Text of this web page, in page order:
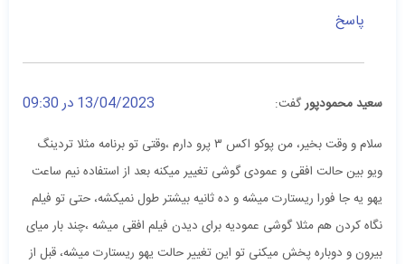
پاسخ
سعید محمودپورگفت: 13/04/2023 در 09:30
سلام و وقت بخیر، من پوکو اکس ۳ پرو دارم ،وقتی تو برنامه مثلا تردینگ
ویو بین حالت افقی و عمودی گوشی تغییر میکنه بعد از استفاده نیم ساعت
یهو یه جا فورا ریستارت میشه و ده ثانیه بیشتر طول نمیکشه، حتی تو فیلم
نگاه کردن هم مثلا گوشی عمودیه برای دیدن فیلم افقی میشه ،چند بار میای
بیرون و دوباره پخش میکنی تو این تغییر حالت یهو ریستارت میشه، قبل از